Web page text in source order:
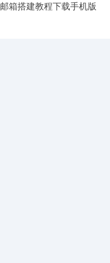
邮箱搭建教程下载手机版